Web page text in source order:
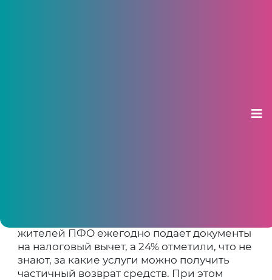
жителей ПФО ежегодно подает документы
на налоговый вычет, а 24% отметили, что не
знают, за какие услуги можно получить
частичный возврат средств. При этом